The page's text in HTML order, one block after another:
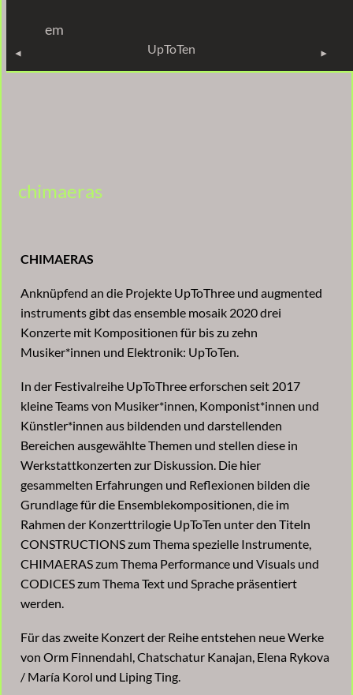
em
UpToTen
chimaeras
CHIMAERAS
Anknüpfend an die Projekte UpToThree und augmented
instruments gibt das ensemble mosaik 2020 drei
Konzerte mit Kompositionen für bis zu zehn
Musiker*innen und Elektronik: UpToTen.
In der Festivalreihe UpToThree erforschen seit 2017
kleine Teams von Musiker*innen, Komponist*innen und
Künstler*innen aus bildenden und darstellenden
Bereichen ausgewählte Themen und stellen diese in
Werkstattkonzerten zur Diskussion. Die hier
gesammelten Erfahrungen und Reflexionen bilden die
Grundlage für die Ensemblekompositionen, die im
Rahmen der Konzerttrilogie UpToTen unter den Titeln
CONSTRUCTIONS zum Thema spezielle Instrumente,
CHIMAERAS zum Thema Performance und Visuals und
CODICES zum Thema Text und Sprache präsentiert
werden.
Für das zweite Konzert der Reihe entstehen neue Werke
von Orm Finnendahl, Chatschatur Kanajan, Elena Rykova
/ María Korol und Liping Ting.